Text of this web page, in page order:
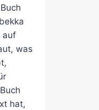
auf
was
hat,